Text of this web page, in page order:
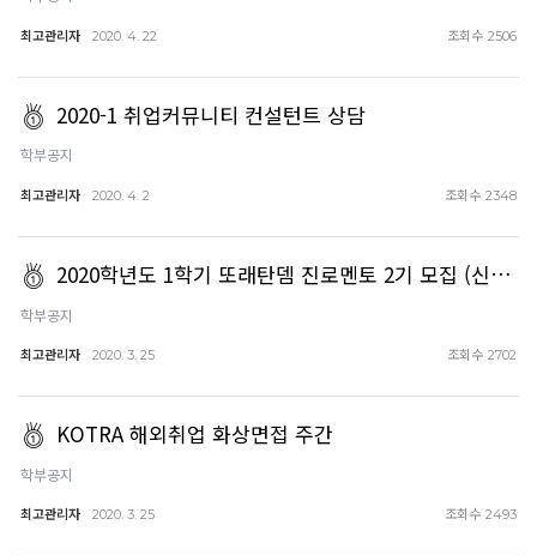
최고관리자 2020. 4. 22 조회수 2506
2020-1 취업커뮤니티 컨설턴트 상담
학부공지
최고관리자 2020. 4. 2 조회수 2348
2020학년도 1학기 또래탄뎀 진로멘토 2기 모집 (신…
학부공지
최고관리자 2020. 3. 25 조회수 2702
KOTRA 해외취업 화상면접 주간
학부공지
최고관리자 2020. 3. 25 조회수 2493